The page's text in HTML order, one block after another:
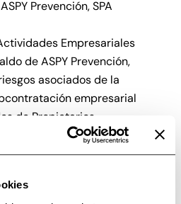
Prevención, SPA
Empresariales
de ASPY Prevención,
asociados de la
empresarial
de Propietarios,
como centros de
y profesionalidad,